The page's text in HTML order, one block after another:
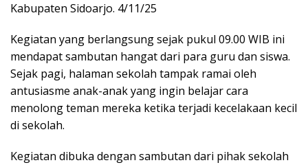
Kabupaten Sidoarjo. 4/11/25
Kegiatan yang berlangsung sejak pukul 09.00 WIB ini
mendapat sambutan hangat dari para guru dan siswa.
Sejak pagi, halaman sekolah tampak ramai oleh
antusiasme anak-anak yang ingin belajar cara
menolong teman mereka ketika terjadi kecelakaan kecil
di sekolah.
Kegiatan dibuka dengan sambutan dari pihak sekolah